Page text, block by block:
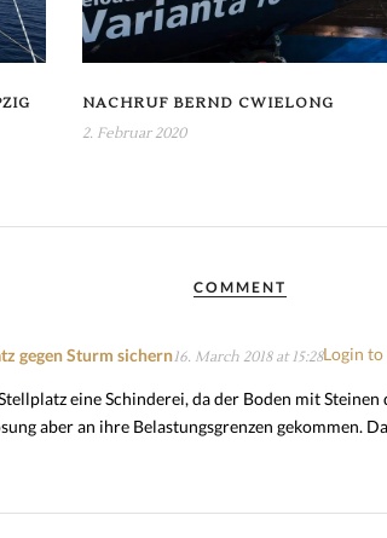
NACHRUF BERND CWIELONG
2. Februar 2020
COMMENT
gegen Sturm sichern16. March 2018 at 15:28Login to
eine Schinderei, da der Boden mit
aber an ihre Belastungsgrenzen gekommen.